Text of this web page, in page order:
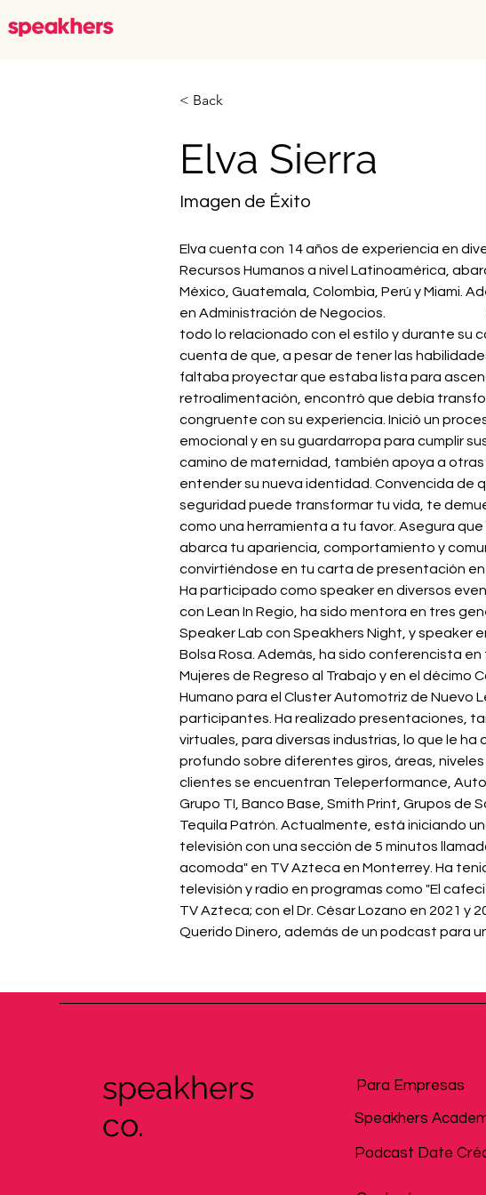
< Back
Elva Sierra
Imagen de Éxito
Elva cuenta con 14 años de experiencia en
Recursos Humanos a nivel Latinoamérica,
México, Guatemala, Colombia, Perú y Miami.
en Administración de Negocios.
todo lo relacionado con el estilo y durante su
cuenta de que, a pesar de tener las
faltaba proyectar que estaba lista para
retroalimentación, encontró que debía
congruente con su experiencia. Inició un
emocional y en su guardarropa para cumplir
camino de maternidad, también apoya a
entender su nueva identidad. Convencida de
seguridad puede transformar tu vida, te
como una herramienta a tu favor. Asegura
abarca tu apariencia, comportamiento y
convirtiéndose en tu carta de presentación
Ha participado como speaker en diversos
con Lean In Regio, ha sido mentora en tres
Speaker Lab con Speakhers Night, y speaker
Bolsa Rosa. Además, ha sido conferencista
Mujeres de Regreso al Trabajo y en el décimo
Humano para el Cluster Automotriz de Nuevo
participantes. Ha realizado presentaciones,
virtuales, para diversas industrias, lo que le
profundo sobre diferentes giros, áreas, niveles
clientes se encuentran Teleperformance,
Grupo TI, Banco Base, Smith Print, Grupos de
Tequila Patrón. Actualmente, está iniciando
televisión con una sección de 5 minutos
acomoda" en TV Azteca en Monterrey. Ha
televisión y radio en programas como "El
TV Azteca; con el Dr. César Lozano en 2021 y
Querido Dinero, además de un podcast
speakhers
co.
Para Empresas
Speakhers
Podcast Date